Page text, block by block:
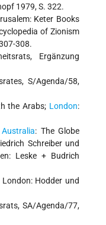
1979, S. 322.
Keter Books
of Zionism
308.
Ergänzung
S/Agenda/58,
the Arabs; London:
Australia: The Globe
Schreiber und
Leske + Budrich
Hodder und
SA/Agenda/77,